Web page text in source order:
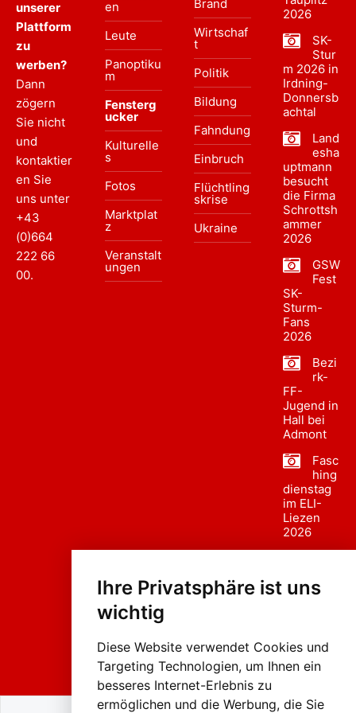
Ihre Privatsphäre ist uns
wichtig
Diese Website verwendet Cookies und
Targeting Technologien, um Ihnen ein
besseres Internet-Erlebnis zu
ermöglichen und die Werbung, die Sie
unserer
Plattform
zu
werben?
Dann
zögern
Sie nicht
und
kontaktier
en Sie
uns unter
+43
(0)664
222 66
00.
en
Leute
Panoptiku
m
Fensterg
ucker
Kulturelle
s
Fotos
Marktplat
z
Veranstalt
ungen
Brand
Wirtschaf
t
Politik
Bildung
Fahndung
Einbruch
Flüchtling
skrise
Ukraine
2026
SK-
Stur
m 2026 in
Irdning-
Donnersb
achtal
Land
esha
uptmann
besucht
die Firma
Schrottsh
ammer
2026
GSW
Fest
SK-
Sturm-
Fans
2026
Bezi
rk-
FF-
Jugend in
Hall bei
Admont
Fasc
hing
dienstag
im ELI-
Liezen
2026
sumzug
Liezen